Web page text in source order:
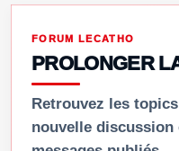
FORUM LECATHO
PROLONGER
Retrouvez les
nouvelle